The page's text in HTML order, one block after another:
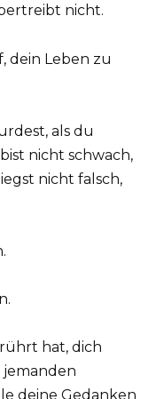
nicht.
dein Leben zu
als du
nicht schwach,
nicht falsch,
hat, dich
jemanden
deine Gedanken